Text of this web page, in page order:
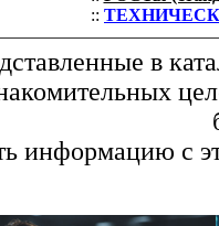
::
в
информацию с